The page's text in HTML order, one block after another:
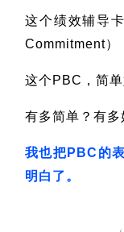
这个绩效辅导
Commitment）
这个PBC，简单
有多简单？有多
我也把PBC的
明白了。